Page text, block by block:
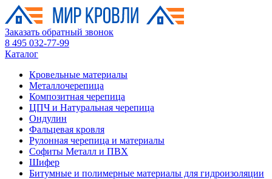
Заказать обратный звонок
8 495 032-77-99
Каталог
Кровельные материалы
Металлочерепица
Композитная черепица
ЦПЧ и Натуральная черепица
Ондулин
Фальцевая кровля
Рулонная черепица и материалы
Софиты Металл и ПВХ
Шифер
Битумные и полимерные материалы для гидроизоляции